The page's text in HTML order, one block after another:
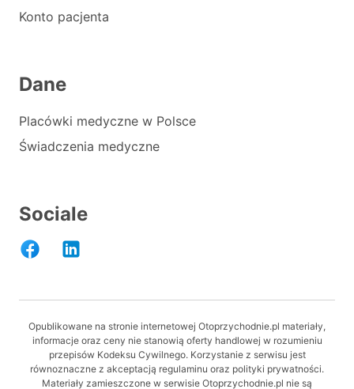
Konto pacjenta
Dane
Placówki medyczne w Polsce
Świadczenia medyczne
Sociale
Opublikowane na stronie internetowej Otoprzychodnie.pl materiały,
informacje oraz ceny nie stanowią oferty handlowej w rozumieniu
przepisów Kodeksu Cywilnego. Korzystanie z serwisu jest
równoznaczne z akceptacją regulaminu oraz polityki prywatności.
Materiały zamieszczone w serwisie Otoprzychodnie.pl nie są